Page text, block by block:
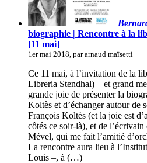
biographie | Rencontre à la
[11 mai]
1er mai 2018, par arnaud maïsetti
Ce 11 mai, à l’invitation de la
Libreria Stendhal) – et grand
grande joie de présenter la
Koltès et d’échanger autour de
François Koltès (et la joie est
côtés ce soir-là), et de
Mével, qui me fait l’amitié
La rencontre aura lieu à
Louis –, à (…)